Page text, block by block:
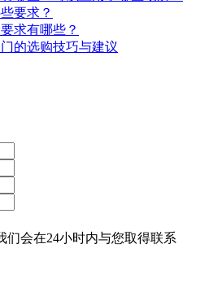
要求？
求有哪些？
的选购技巧与建议
们会在24小时内与您取得联系